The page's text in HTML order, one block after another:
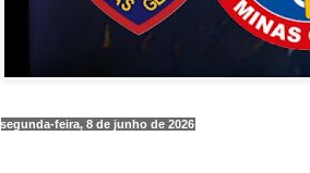
segunda-feira, 8 de junho de 2026